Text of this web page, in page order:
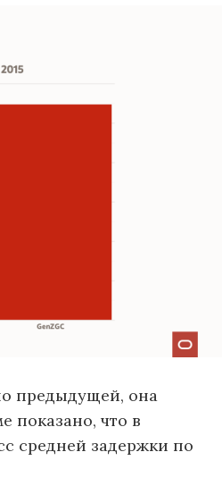
предыдущей, она
показано, что в
средней задержки по